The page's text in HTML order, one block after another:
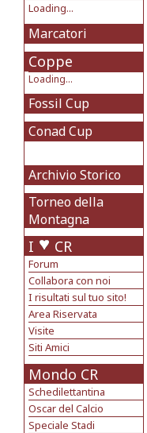
Loading...
Marcatori
Coppe
Loading...
Fossil Cup
Conad Cup
Archivio Storico
Torneo della
Montagna
I CR
Forum
Collabora con noi
I risultati sul tuo sito!
Area Riservata
Visite
Siti Amici
Mondo CR
Schedilettantina
Oscar del Calcio
Speciale Stadi